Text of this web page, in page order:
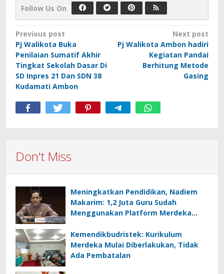
Follow Us On
Post
navigation
Previous post
Pj Walikota Buka
Penilaian Sumatif Akhir
Tingkat Sekolah Dasar Di
SD Inpres 21 Dan SDN 38
Kudamati Ambon
Next post
Pj Walikota Ambon hadiri
Kegiatan Pandai
Berhitung Metode
Gasing
Don't Miss
Meningkatkan Pendidikan, Nadiem
Makarim: 1,2 Juta Guru Sudah
Menggunakan Platform Merdeka
Kemendikbudristek: Kurikulum
Merdeka Mulai Diberlakukan, Tidak
Ada Pembatalan